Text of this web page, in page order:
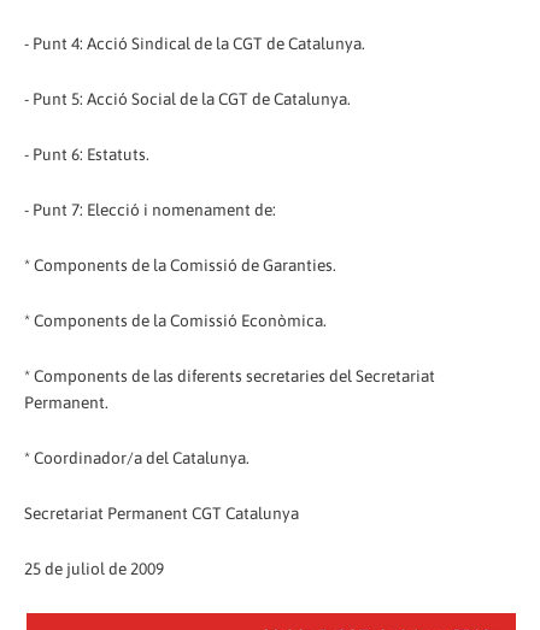
- Punt 4: Acció Sindical de la CGT de Catalunya.
- Punt 5: Acció Social de la CGT de Catalunya.
- Punt 6: Estatuts.
- Punt 7: Elecció i nomenament de:
* Components de la Comissió de Garanties.
* Components de la Comissió Econòmica.
* Components de las diferents secretaries del Secretariat
Permanent.
* Coordinador/a del Catalunya.
Secretariat Permanent CGT Catalunya
25 de juliol de 2009